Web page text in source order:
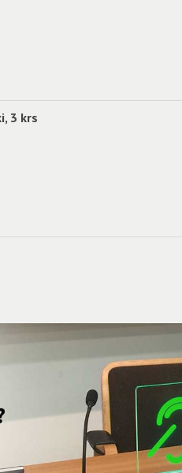
3 krs